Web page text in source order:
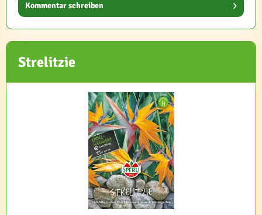
Kommentar schreiben
Strelitzie